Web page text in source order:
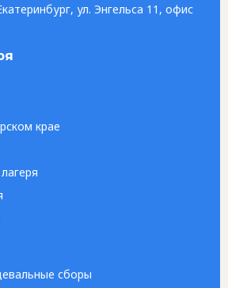
ул. Энгельса 11, офис
крае
сборы